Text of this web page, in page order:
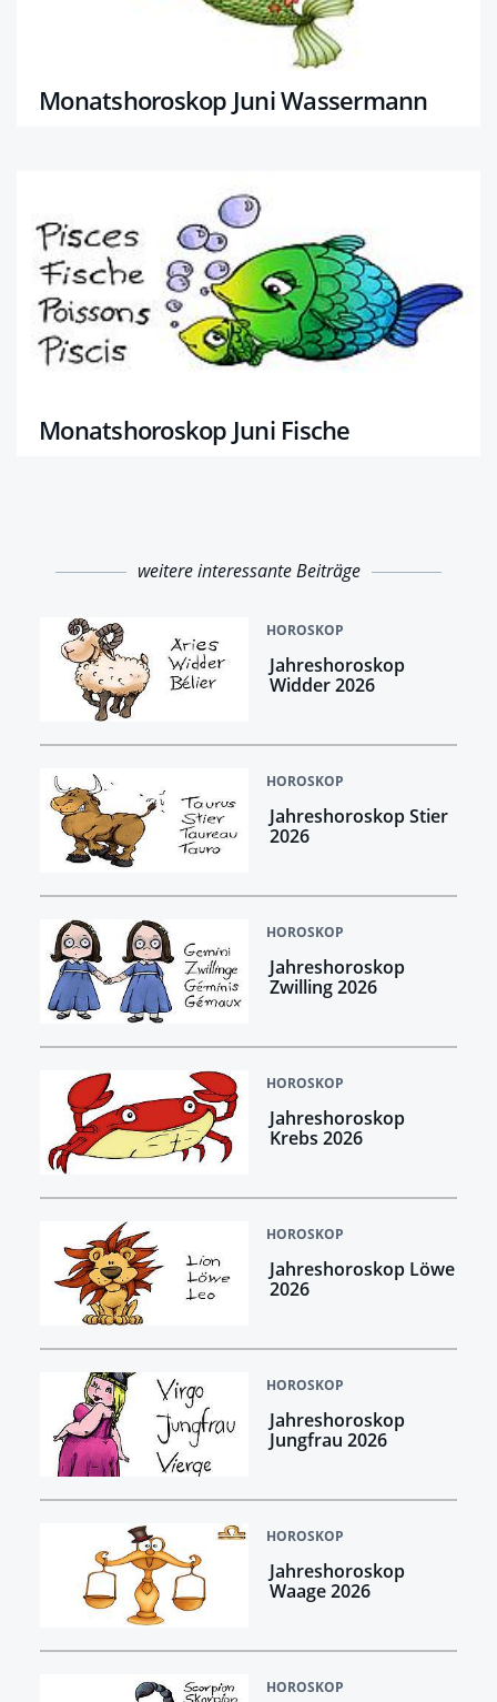
Monatshoroskop Juni Wassermann
Monatshoroskop Juni Fische
weitere interessante Beiträge
HOROSKOP
Jahreshoroskop
Widder 2026
HOROSKOP
Jahreshoroskop Stier
2026
HOROSKOP
Jahreshoroskop
Zwilling 2026
HOROSKOP
Jahreshoroskop
Krebs 2026
HOROSKOP
Jahreshoroskop Löwe
2026
HOROSKOP
Jahreshoroskop
Jungfrau 2026
HOROSKOP
Jahreshoroskop
Waage 2026
HOROSKOP